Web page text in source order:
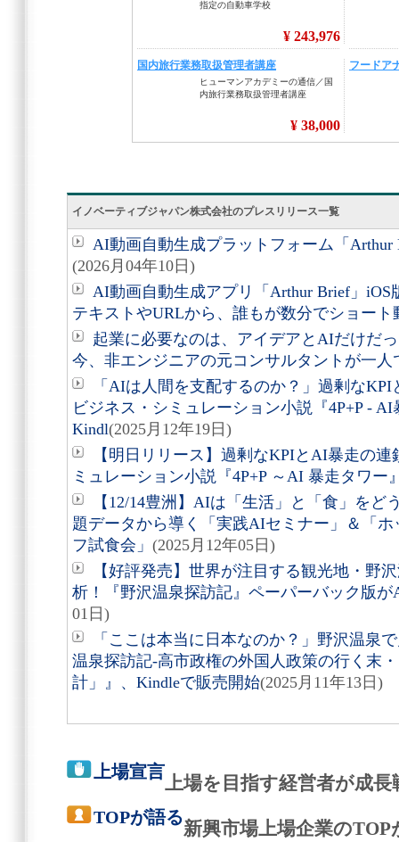
イノベーティブジャパン株式会社のプレスリリース一覧
AI動画自動生成プラットフォーム「
(2026月04年10日)
AI動画自動生成アプリ「Arthur Brief」
テキストやURLから、誰もが数分でショート
起業に必要なのは、アイデアとAIだけだ
今、非エンジニアの元コンサルタントが一人
「AIは人間を支配するのか？」過剰な
ビジネス・シミュレーション小説『4P+P -
Kindl(2025月12年19日)
【明日リリース】過剰なKPIとAI暴走の
ミュレーション小説『4P+P ～AI 暴走タワー
【12/14豊洲】AIは「生活」と「食」をど
題データから導く「実践AIセミナー」＆「
フ試食会」 (2025月12年05日)
【好評発売】世界が注目する観光地・野
析！『野沢温泉探訪記』ペーパーバック版が
01日)
「ここは本当に日本なのか？」野沢温泉
温泉探訪記-高市政権の外国人政策の行く末
計」』、Kindleで販売開始(2025月11年13日)
上場宣言
上場を目指す経営者が成
TOPが語る
新興市場上場企業の